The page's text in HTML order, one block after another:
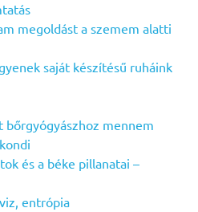
megoldást a szemem alatti
saját készítésű ruháink
mennem
és a béke pillanatai –
entrópia